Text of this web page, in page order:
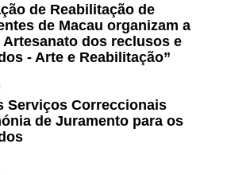
de Reabilitação de
de Macau organizam a
Artesanato dos reclusos e
- Arte e Reabilitação”
Serviços Correccionais
de Juramento para os